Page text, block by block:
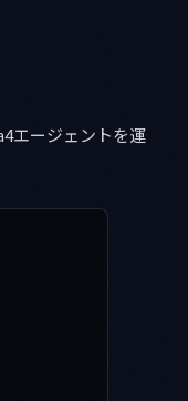
エージェントを運